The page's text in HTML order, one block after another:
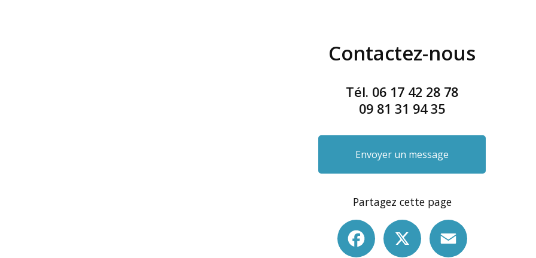
Contactez-nous
Tél. 06 17 42 28 78
09 81 31 94 35
Envoyer un message
Partagez cette page
Facebook